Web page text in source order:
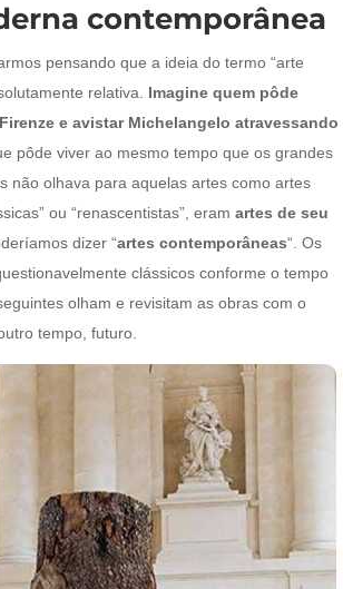
contemporânea
pensando que a ideia do termo “arte
relativa. Imagine quem pôde
e avistar Michelangelo atravessando
pôde viver ao mesmo tempo que os grandes
não olhava para aquelas artes como artes
ou “renascentistas”, eram artes de seu
dizer “artes contemporâneas“. Os
clássicos conforme o tempo
olham e revisitam as obras com o
tempo, futuro.